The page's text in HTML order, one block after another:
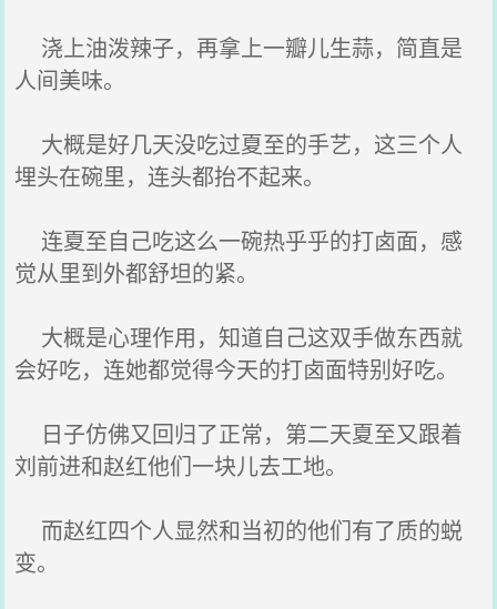
浇上油泼辣子，再拿上一瓣儿生蒜，简直是
人间美味。
大概是好几天没吃过夏至的手艺，这三个人
埋头在碗里，连头都抬不起来。
连夏至自己吃这么一碗热乎乎的打卤面，感
觉从里到外都舒坦的紧。
大概是心理作用，知道自己这双手做东西就
会好吃，连她都觉得今天的打卤面特别好吃。
日子仿佛又回归了正常，第二天夏至又跟着
刘前进和赵红他们一块儿去工地。
而赵红四个人显然和当初的他们有了质的蜕
变。